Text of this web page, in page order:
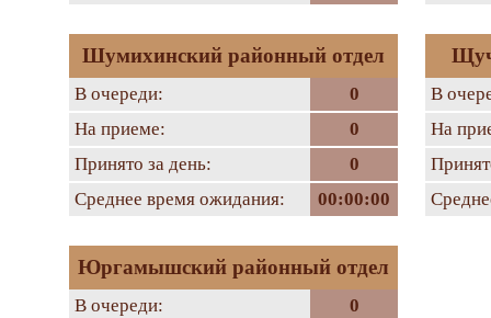
Шумихинский районный отдел
В очереди:
0
На приеме:
0
Принято за день:
0
Среднее время ожидания:
00:00:00
В
На
Юргамышский районный отдел
В очереди:
0